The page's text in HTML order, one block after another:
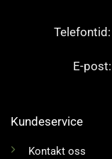
E-
Kundeservice
Kontakt oss